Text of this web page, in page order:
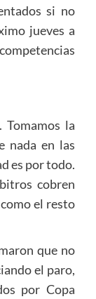
si no
jueves a
Tomamos la
nada en las
es por todo.
cobren
el resto
que no
el paro,
por Copa